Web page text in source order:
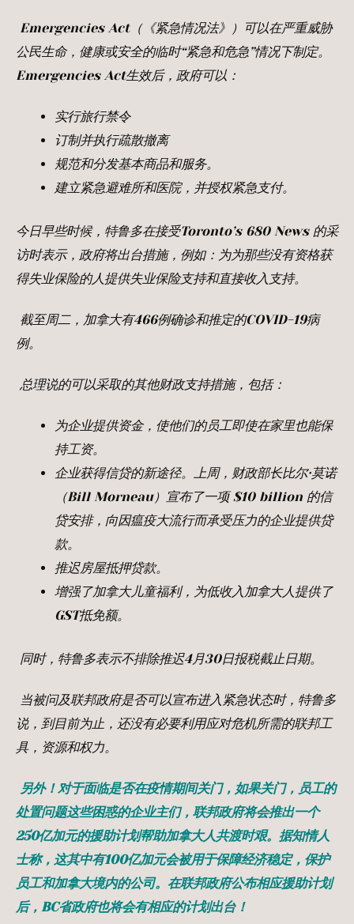
Emergencies Act（《紧急情况法》）可以在严重威胁
公民生命，健康或安全的临时“紧急和危急”情况下制定。
Emergencies Act生效后，政府可以：
实行旅行禁令
订制并执行疏散撤离
规范和分发基本商品和服务。
建立紧急避难所和医院，并授权紧急支付。
今日早些时候，特鲁多在接受Toronto’s 680 News 的采
访时表示，政府将出台措施，例如：为为那些没有资格获
得失业保险的人提供失业保险支持和直接收入支持。
截至周二，加拿大有466例确诊和推定的COVID-19病
例。
总理说的可以采取的其他财政支持措施，包括：
为企业提供资金，使他们的员工即使在家里也能保
持工资。
企业获得信贷的新途径。上周，财政部长比尔·莫诺
（Bill Morneau）宣布了一项 $10 billion 的信
贷安排，向因瘟疫大流行而承受压力的企业提供贷
款。
推迟房屋抵押贷款。
增强了加拿大儿童福利，为低收入加拿大人提供了
GST抵免额。
同时，特鲁多表示不排除推迟4月30日报税截止日期。
当被问及联邦政府是否可以宣布进入紧急状态时，特鲁多
说，到目前为止，还没有必要利用应对危机所需的联邦工
具，资源和权力。
另外！对于面临是否在疫情期间关门，如果关门，员工的
处置问题这些困惑的企业主们，联邦政府将会推出一个
250亿加元的援助计划帮助加拿大人共渡时艰。据知情人
士称，这其中有100亿加元会被用于保障经济稳定，保护
员工和加拿大境内的公司。在联邦政府公布相应援助计划
后， BC省政府也将会有相应的计划出台！